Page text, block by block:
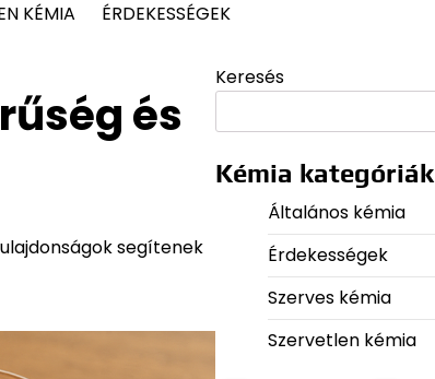
KÉMIA ÉRDEKESSÉGEK
és
segítenek
Keresés
Kémia kategóriák
Általános kémia
Érdekességek
Szerves kémia
Szervetlen kémia